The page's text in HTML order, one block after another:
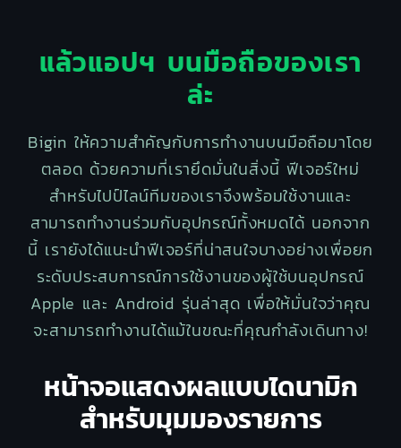
แล้วแอปฯ บนมือถือของเรา
ล่ะ
Bigin ให้ความสำคัญกับการทำงานบนมือถือมาโดย
ตลอด ด้วยความที่เรายึดมั่นในสิ่งนี้ ฟีเจอร์ใหม่
สำหรับไปป์ไลน์ทีมของเราจึงพร้อมใช้งานและ
สามารถทำงานร่วมกับอุปกรณ์ทั้งหมดได้ นอกจาก
นี้ เรายังได้แนะนำฟีเจอร์ที่น่าสนใจบางอย่างเพื่อยก
ระดับประสบการณ์การใช้งานของผู้ใช้บนอุปกรณ์
Apple และ Android รุ่นล่าสุด เพื่อให้มั่นใจว่าคุณ
จะสามารถทำงานได้แม้ในขณะที่คุณกำลังเดินทาง!
หน้าจอแสดงผลแบบไดนามิก
สำหรับมุมมองรายการ